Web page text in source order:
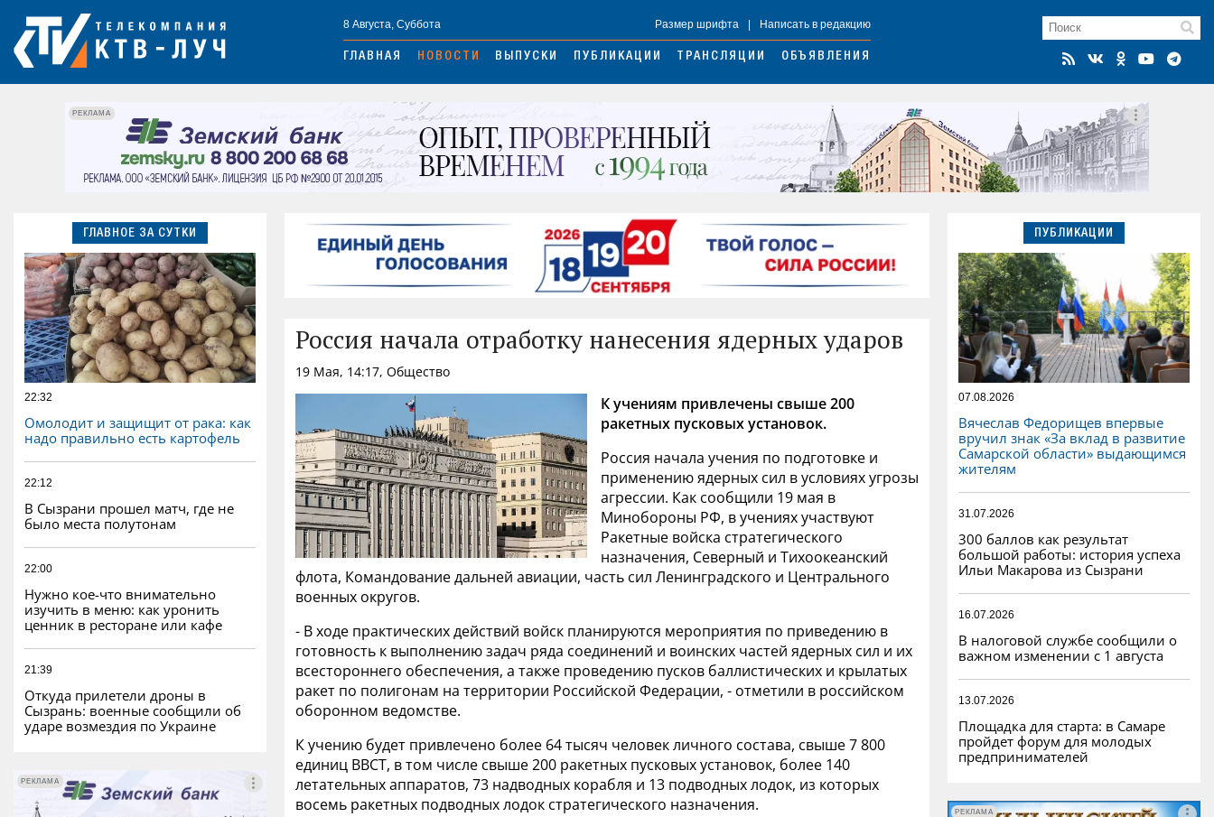
8 Августа, Суббота Размер шрифта Написать в редакцию
ГЛАВНАЯ НОВОСТИ ВЫПУСКИ ПУБЛИКАЦИИ ТРАНСЛЯЦИИ ОБЪЯВЛЕНИЯ
РЕКЛАМА
ГЛАВНОЕ ЗА СУТКИ
22:32
Омолодит и защищит от рака: как
надо правильно есть картофель
22:12
В Сызрани прошел матч, где не
было места полутонам
22:00
Нужно кое-что внимательно
изучить в меню: как уронить
ценник в ресторане или кафе
21:39
Откуда прилетели дроны в
Сызрань: военные сообщили об
ударе возмездия по Украине
РЕКЛАМА
РЕКЛАМА
Россия начала отработку нанесения ядерных ударов
19 Мая, 14:17, Общество
К учениям привлечены свыше 200
ракетных пусковых установок.
Россия начала учения по подготовке и
применению ядерных сил в условиях угрозы
агрессии. Как сообщили 19 мая в
Минобороны РФ, в учениях участвуют
Ракетные войска стратегического
назначения, Северный и Тихоокеанский
флота, Командование дальней авиации, часть сил Ленинградского и Центрального
военных округов.
- В ходе практических действий войск планируются мероприятия по приведению в
готовность к выполнению задач ряда соединений и воинских частей ядерных сил и их
всестороннего обеспечения, а также проведению пусков баллистических и крылатых
ракет по полигонам на территории Российской Федерации, - отметили в российском
оборонном ведомстве.
К учению будет привлечено более 64 тысяч человек личного состава, свыше 7 800
единиц ВВСТ, в том числе свыше 200 ракетных пусковых установок, более 140
летательных аппаратов, 73 надводных корабля и 13 подводных лодок, из которых
восемь ракетных подводных лодок стратегического назначения.
ПУБЛИКАЦИИ
07.08.2026
Вячеслав Федорищев впервые
вручил знак «За вклад в развитие
Самарской области» выдающимся
жителям
31.07.2026
300 баллов как результат
большой работы: история успеха
Ильи Макарова из Сызрани
16.07.2026
В налоговой службе сообщили о
важном изменении с 1 августа
13.07.2026
Площадка для старта: в Самаре
пройдет форум для молодых
предпринимателей
РЕКЛАМА